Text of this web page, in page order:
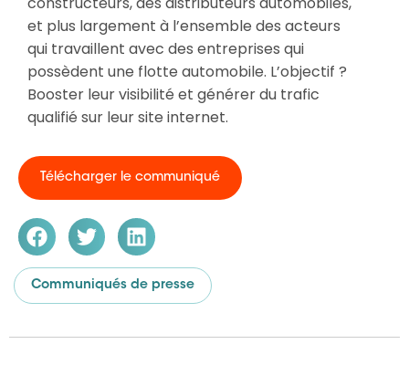
et plus largement à l’ensemble des acteurs
qui travaillent avec des entreprises qui
possèdent une flotte automobile. L’objectif ?
Booster leur visibilité et générer du trafic
qualifié sur leur site internet.
Télécharger le communiqué
Communiqués de presse